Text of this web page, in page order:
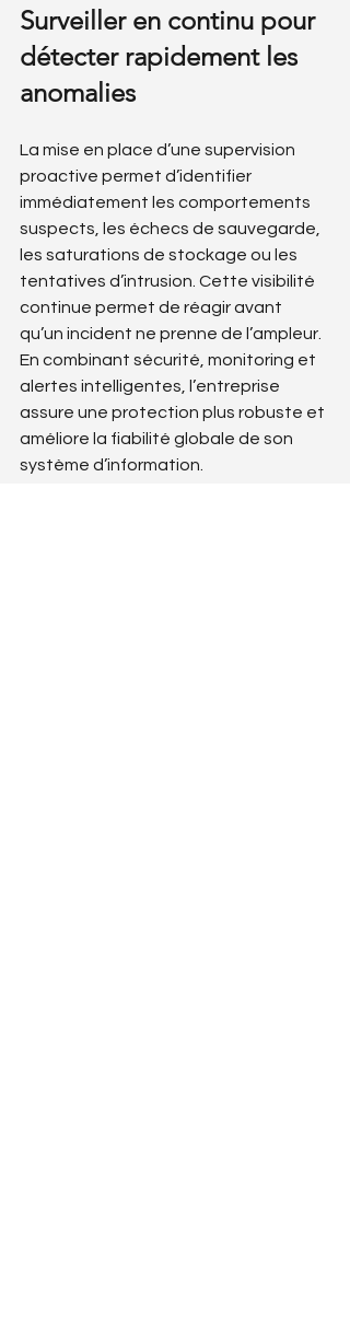
Surveiller en continu pour
détecter rapidement les
anomalies
La mise en place d’une supervision
proactive permet d’identifier
immédiatement les comportements
suspects, les échecs de sauvegarde,
les saturations de stockage ou les
tentatives d’intrusion. Cette visibilité
continue permet de réagir avant
qu’un incident ne prenne de l’ampleur.
En combinant sécurité, monitoring et
alertes intelligentes, l’entreprise
assure une protection plus robuste et
améliore la fiabilité globale de son
système d’information.